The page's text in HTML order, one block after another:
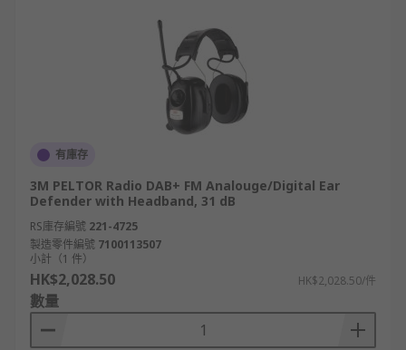
有庫存
3M PELTOR Radio DAB+ FM Analouge/Digital Ear
Defender with Headband, 31 dB
RS庫存編號 221-4725
製造零件編號 7100113507
小計（1 件）
HK$2,028.50 HK$2,028.50/件
數量